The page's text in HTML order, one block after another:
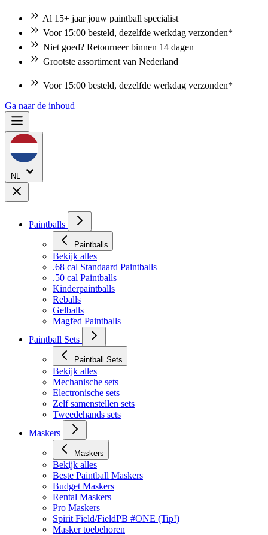
Al 15+ jaar jouw paintball specialist
Voor 15:00 besteld, dezelfde werkdag verzonden*
Niet goed? Retourneer binnen 14 dagen
Grootste assortiment van Nederland
Voor 15:00 besteld, dezelfde werkdag verzonden*
Ga naar de inhoud
NL
Paintballs
Paintballs
Bekijk alles
.68 cal Standaard Paintballs
.50 cal Paintballs
Kinderpaintballs
Reballs
Gelballs
Magfed Paintballs
Paintball Sets
Paintball Sets
Bekijk alles
Mechanische sets
Electronische sets
Zelf samenstellen sets
Tweedehands sets
Maskers
Maskers
Bekijk alles
Beste Paintball Maskers
Budget Maskers
Rental Maskers
Pro Maskers
Spirit Field/FieldPB #ONE (Tip!)
Masker toebehoren